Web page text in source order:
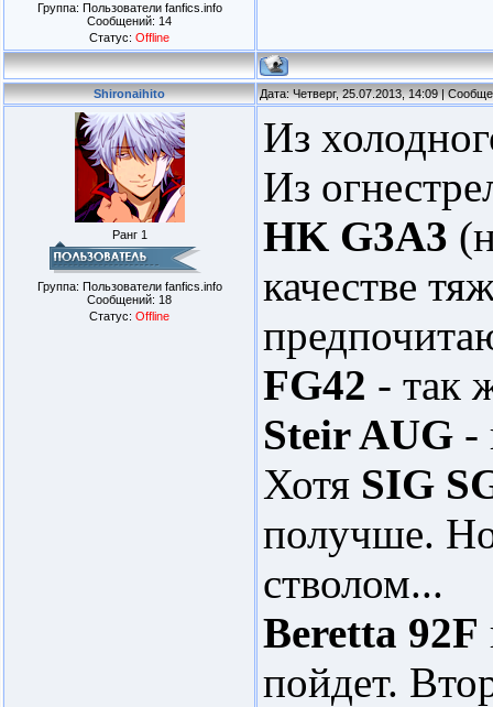
Группа: Пользователи fanfics.info
Сообщений: 14
Статус: Offline
Shironaihito Дата: Четверг, 25.07.2013, 14:09 |
Ранг 1
Группа: Пользователи fanfics.info
Сообщений: 18
Статус: Offline
Из
Из
HK G3A3
качестве
FG42 - так
Steir AUG -
Хотя SIG
получше.
стволом...
Beretta 92F
пойдет.